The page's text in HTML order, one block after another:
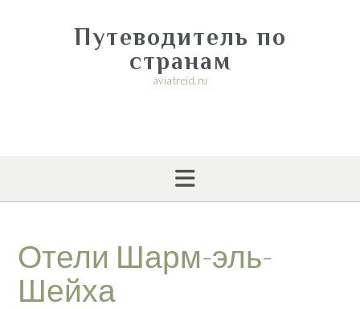
Путеводитель по
странам
aviatreid.ru
Отели Шарм-эль-
Шейха